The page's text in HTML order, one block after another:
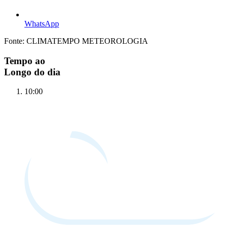
WhatsApp
Fonte: CLIMATEMPO METEOROLOGIA
Tempo ao
Longo do dia
10:00